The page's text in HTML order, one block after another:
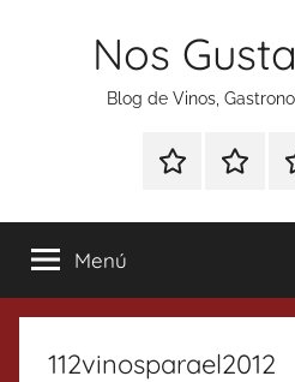
Nos
Blog de Vinos,
Especial
Tonics
Menú
112vinosparael2012